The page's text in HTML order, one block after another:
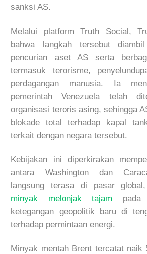
sanksi AS.
Melalui platform Truth Social,
bahwa
langkah tersebut diambil
pencurian
asetASserta
termasuk
terorisme,
perdagangan
manusia. Ia
pemerintah Venezuela telah
organisasi teroris asing,sehingga
blokade totalterhadap kapal
terkait dengan negara tersebut.
Kebijakan ini diperkirakan
antara Washington dan
langsung
terasa di pasar
minyak
melonjak tajam pada
ketegangan geopolitik barudi
terhadap permintaan energi.
Minyak mentahBrent tercatat naik